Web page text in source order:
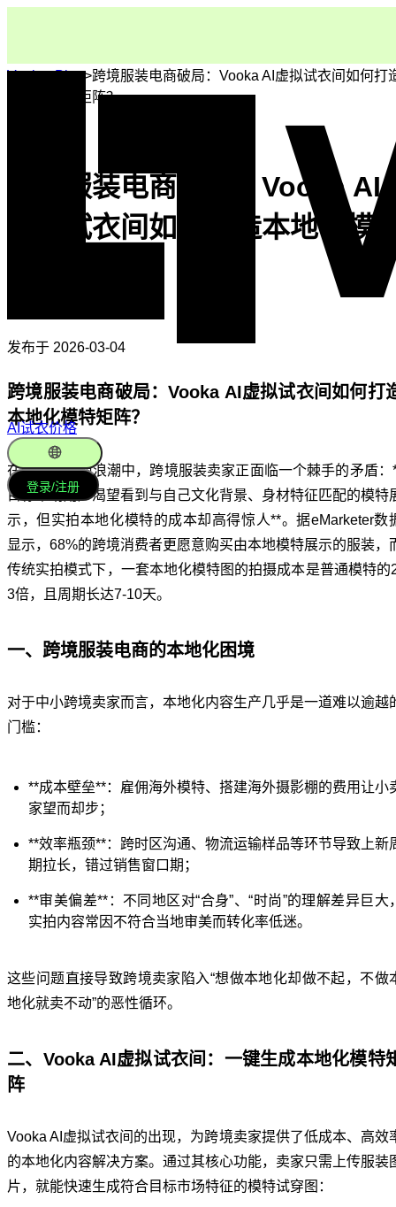
AI试衣价格
简体中文
登录/注册
Vooka>Blog>跨境服装电商破局：Vooka AI虚拟试衣间如何打
本地化模特矩阵？
跨境服装电商破局：Vooka AI
虚拟试衣间如何打造本地化模
发布于 2026-03-04
跨境服装电商破局：Vooka AI虚拟试衣间如何打
本地化模特矩阵？
在全球化电商浪潮中，跨境服装卖家正面临一个棘手的矛盾：
目标市场用户渴望看到与自己文化背景、身材特征匹配的模特
示，但实拍本地化模特的成本却高得惊人**。据eMarketer数
显示，68%的跨境消费者更愿意购买由本地模特展示的服装，
传统实拍模式下，一套本地化模特图的拍摄成本是普通模特的
3倍，且周期长达7-10天。
一、跨境服装电商的本地化困境
对于中小跨境卖家而言，本地化内容生产几乎是一道难以逾越
门槛：
**成本壁垒**：雇佣海外模特、搭建海外摄影棚的费用让小
家望而却步；
**效率瓶颈**：跨时区沟通、物流运输样品等环节导致上新
期拉长，错过销售窗口期；
**审美偏差**：不同地区对“合身”、“时尚”的理解差异巨大
实拍内容常因不符合当地审美而转化率低迷。
这些问题直接导致跨境卖家陷入“想做本地化却做不起，不做
地化就卖不动”的恶性循环。
二、Vooka AI虚拟试衣间：一键生成本地化模特
阵
Vooka AI虚拟试衣间的出现，为跨境卖家提供了低成本、高效
的本地化内容解决方案。通过其核心功能，卖家只需上传服装
片，就能快速生成符合目标市场特征的模特试穿图：